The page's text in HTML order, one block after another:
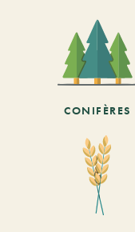
CONIFÈRES